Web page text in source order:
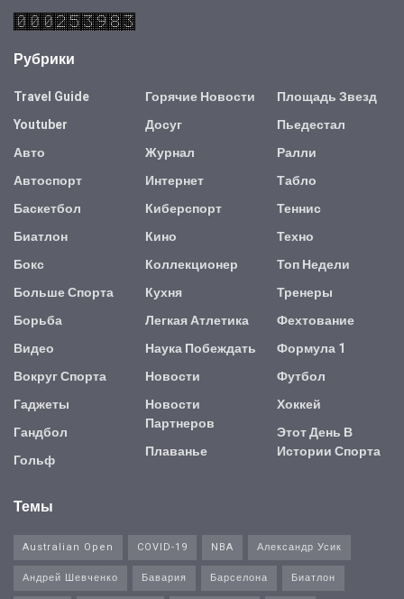
Рубрики
Travel Guide
Youtuber
Авто
Автоспорт
Баскетбол
Биатлон
Бокс
Больше Спорта
Борьба
Видео
Вокруг Спорта
Гаджеты
Гандбол
Гольф
Горячие Новости
Досуг
Журнал
Интернет
Киберспорт
Кино
Коллекционер
Кухня
Легкая Атлетика
Наука Побеждать
Новости
Новости
Партнеров
Плаванье
Площадь Звезд
Пьедестал
Ралли
Табло
Теннис
Техно
Топ Недели
Тренеры
Фехтование
Формула 1
Футбол
Хоккей
Этот День В
Истории Спорта
Темы
Australian Open COVID-19 NBA
Александр Усик
Андрей Шевченко
Бавария Барселона
Биатлон